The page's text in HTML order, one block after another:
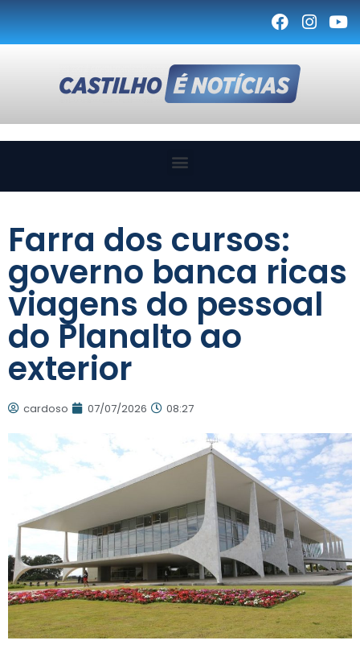
Farra dos cursos:
governo banca ricas
viagens do pessoal
do Planalto ao
exterior
cardoso 07/07/2026 08:27